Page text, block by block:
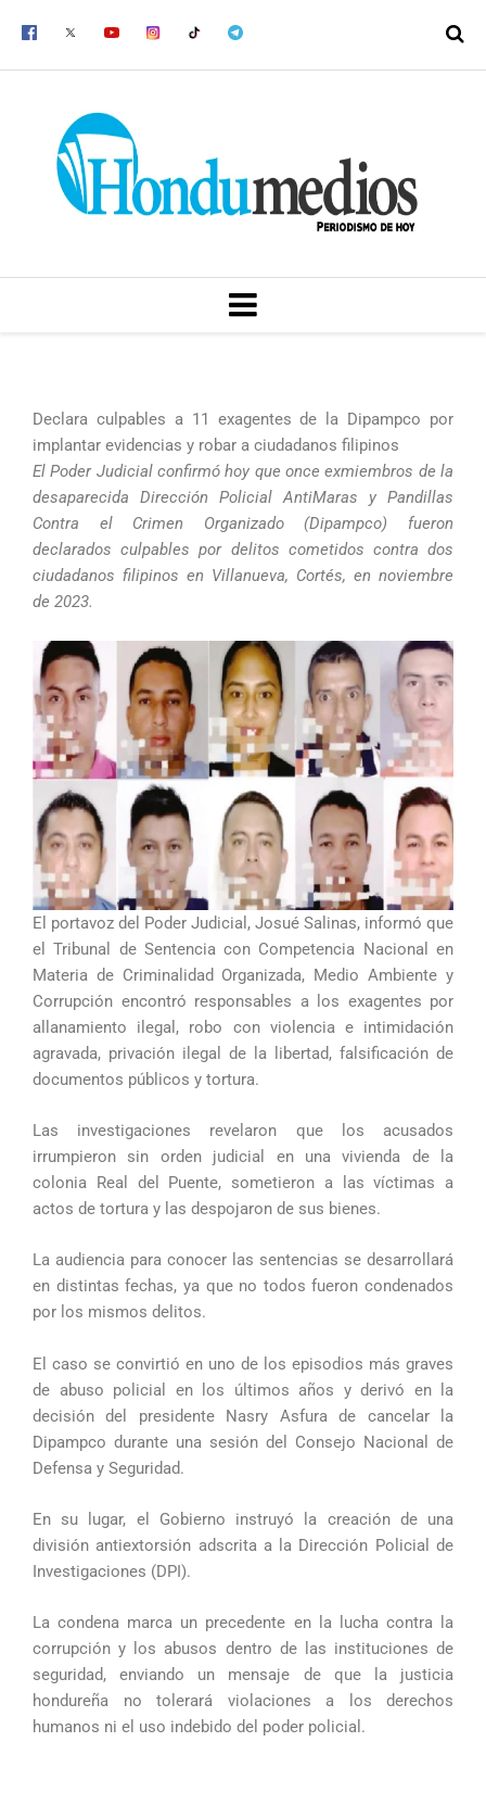
MENU
Declara culpables a 11 exagentes de la Dipampco por
implantar evidencias y robar a ciudadanos filipinos
El Poder Judicial confirmó hoy que once exmiembros de la
desaparecida Dirección Policial AntiMaras y Pandillas
Contra el Crimen Organizado (Dipampco) fueron
declarados culpables por delitos cometidos contra dos
ciudadanos filipinos en Villanueva, Cortés, en noviembre
de 2023.
El portavoz del Poder Judicial, Josué Salinas, informó que
el Tribunal de Sentencia con Competencia Nacional en
Materia de Criminalidad Organizada, Medio Ambiente y
Corrupción encontró responsables a los exagentes por
allanamiento ilegal, robo con violencia e intimidación
agravada, privación ilegal de la libertad, falsificación de
documentos públicos y tortura.
Las investigaciones revelaron que los acusados
irrumpieron sin orden judicial en una vivienda de la
colonia Real del Puente, sometieron a las víctimas a
actos de tortura y las despojaron de sus bienes.
La audiencia para conocer las sentencias se desarrollará
en distintas fechas, ya que no todos fueron condenados
por los mismos delitos.
El caso se convirtió en uno de los episodios más graves
de abuso policial en los últimos años y derivó en la
decisión del presidente Nasry Asfura de cancelar la
Dipampco durante una sesión del Consejo Nacional de
Defensa y Seguridad.
En su lugar, el Gobierno instruyó la creación de una
división antiextorsión adscrita a la Dirección Policial de
Investigaciones (DPI).
La condena marca un precedente en la lucha contra la
corrupción y los abusos dentro de las instituciones de
seguridad, enviando un mensaje de que la justicia
hondureña no tolerará violaciones a los derechos
humanos ni el uso indebido del poder policial.